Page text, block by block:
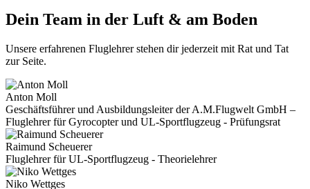
Dein Team in der Luft & am Boden
Unsere erfahrenen Fluglehrer stehen dir jederzeit mit Rat und Tat
zur Seite.
Anton Moll
Geschäftsführer und Ausbildungsleiter der A.M.Flugwelt GmbH –
Fluglehrer für Gyrocopter und UL-Sportflugzeug - Prüfungsrat
Raimund Scheuerer
Fluglehrer für UL-Sportflugzeug - Theorielehrer
Niko Wettges